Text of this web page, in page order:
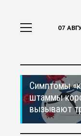
07
Симптомы
штаммы
вызывают